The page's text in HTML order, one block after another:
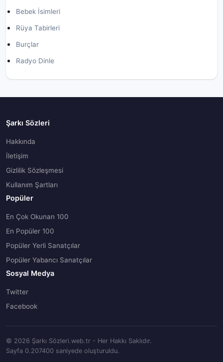
Bebek İsimleri
Rüya Tabirleri
Burçlar
Radyo Dinle
Şarkı Sözleri
Hakkında
İletişim
Gizlilik Sözleşmesi
Kullanım Şartları
Popüler
En Çok Okunan 100
En Popüler 100
Popüler Yerli Sanatçılar
Popüler Yabancı Sanatçılar
Sosyal Medya
Twitter
Facebook
© 2026 Şarkı Sözleri.web.tr - Her Hakkı Saklıdır.
Sayfa 0.207400 saniyede oluşturuldu.